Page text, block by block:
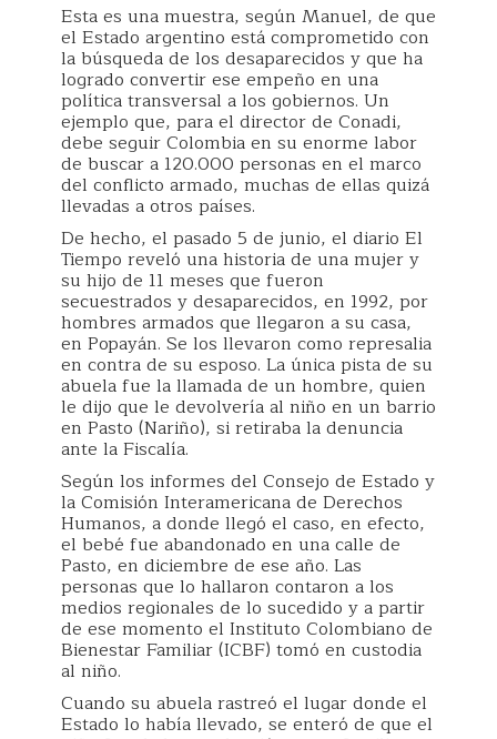
Esta es una muestra, según Manuel, de que
el Estado argentino está comprometido con
la búsqueda de los desaparecidos y que ha
logrado convertir ese empeño en una
política transversal a los gobiernos. Un
ejemplo que, para el director de Conadi,
debe seguir Colombia en su enorme labor
de buscar a 120.000 personas en el marco
del conflicto armado, muchas de ellas quizá
llevadas a otros países.
De hecho, el pasado 5 de junio, el diario El
Tiempo reveló una historia de una mujer y
su hijo de 11 meses que fueron
secuestrados y desaparecidos, en 1992, por
hombres armados que llegaron a su casa,
en Popayán. Se los llevaron como represalia
en contra de su esposo. La única pista de su
abuela fue la llamada de un hombre, quien
le dijo que le devolvería al niño en un barrio
en Pasto (Nariño), si retiraba la denuncia
ante la Fiscalía.
Según los informes del Consejo de Estado y
la Comisión Interamericana de Derechos
Humanos, a donde llegó el caso, en efecto,
el bebé fue abandonado en una calle de
Pasto, en diciembre de ese año. Las
personas que lo hallaron contaron a los
medios regionales de lo sucedido y a partir
de ese momento el Instituto Colombiano de
Bienestar Familiar (ICBF) tomó en custodia
al niño.
Cuando su abuela rastreó el lugar donde el
Estado lo había llevado, se enteró de que el